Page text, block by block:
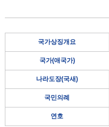
국가상징개요
국가(애국가)
나라도장(국새)
국민의례
연호